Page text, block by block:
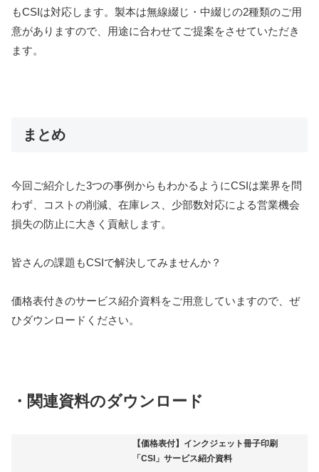
もCSIは対応します。製本は無線綴じ・中綴じの2種類のご用
意がありますので、用途に合わせてご提案をさせていただき
ます。
まとめ
今回ご紹介した3つの事例からもわかるようにCSIは業界を問
わず、コストの削減、在庫レス、少部数対応による営業機会
損失の防止に大きく貢献します。
皆さんの課題もCSIで解決してみませんか？
価格表付きのサービス紹介資料をご用意していますので、ぜ
ひダウンロードください。
・関連資料のダウンロード
【価格表付】インクジェット冊子印刷
「CSI」サービス紹介資料